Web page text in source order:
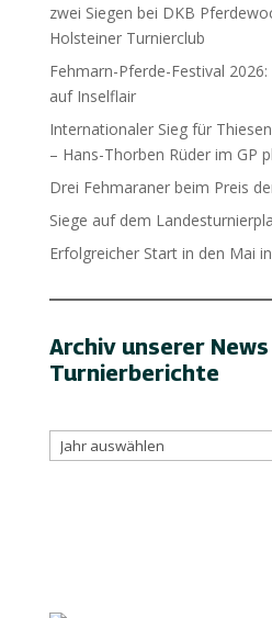
zwei Siegen bei DKB
Holsteiner Turnierclub
Fehmarn-Pferde-Festival
auf Inselflair
Internationaler Sieg für
– Hans-Thorben Rüder im GP
Drei Fehmaraner beim Preis
Siege auf dem
Erfolgreicher Start in den Mai
Archiv unserer
Turnierberichte
Archiv